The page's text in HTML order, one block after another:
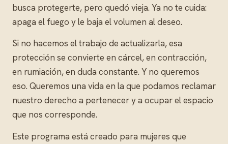
busca protegerte, pero quedó vieja. Ya no te cuida:
apaga el fuego y le baja el volumen al deseo.
Si no hacemos el trabajo de actualizarla, esa
protección se convierte en cárcel, en contracción,
en rumiación, en duda constante. Y no queremos
eso. Queremos una vida en la que podamos reclamar
nuestro derecho a pertenecer y a ocupar el espacio
que nos corresponde.
Este programa está creado para mujeres que